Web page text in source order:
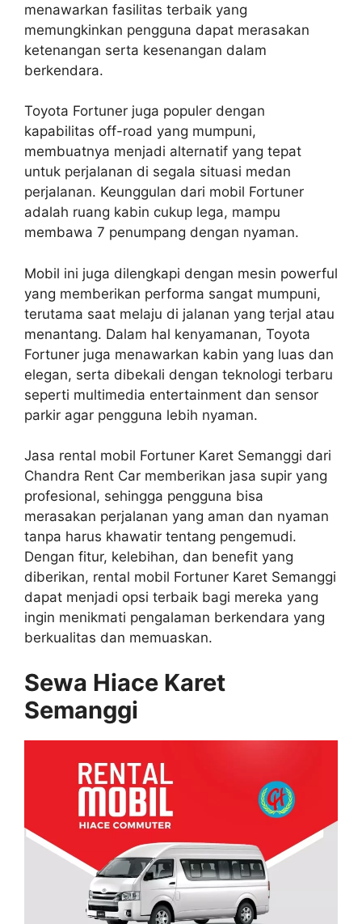
menawarkan fasilitas terbaik yang
memungkinkan pengguna dapat merasakan
ketenangan serta kesenangan dalam
berkendara.
Toyota Fortuner juga populer dengan
kapabilitas off-road yang mumpuni,
membuatnya menjadi alternatif yang tepat
untuk perjalanan di segala situasi medan
perjalanan. Keunggulan dari mobil Fortuner
adalah ruang kabin cukup lega, mampu
membawa 7 penumpang dengan nyaman.
Mobil ini juga dilengkapi dengan mesin powerful
yang memberikan performa sangat mumpuni,
terutama saat melaju di jalanan yang terjal atau
menantang. Dalam hal kenyamanan, Toyota
Fortuner juga menawarkan kabin yang luas dan
elegan, serta dibekali dengan teknologi terbaru
seperti multimedia entertainment dan sensor
parkir agar pengguna lebih nyaman.
Jasa rental mobil Fortuner Karet Semanggi dari
Chandra Rent Car memberikan jasa supir yang
profesional, sehingga pengguna bisa
merasakan perjalanan yang aman dan nyaman
tanpa harus khawatir tentang pengemudi.
Dengan fitur, kelebihan, dan benefit yang
diberikan, rental mobil Fortuner Karet Semanggi
dapat menjadi opsi terbaik bagi mereka yang
ingin menikmati pengalaman berkendara yang
berkualitas dan memuaskan.
Sewa Hiace Karet
Semanggi